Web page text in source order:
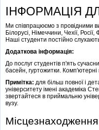
ІНФОРМАЦІЯ
Ми співпрацюємо з провідними
Білорусі, Німеччини, Чехії, Росії,
Наші студенти постійно
Додаткова інформація:
До послуг студентів п'ять
басейн, гуртожитки. Комп'ютерні
Примітка: для більш повної і
університету імені академіка
звертайтеся в приймальню
вузу.
Місцезнаходження